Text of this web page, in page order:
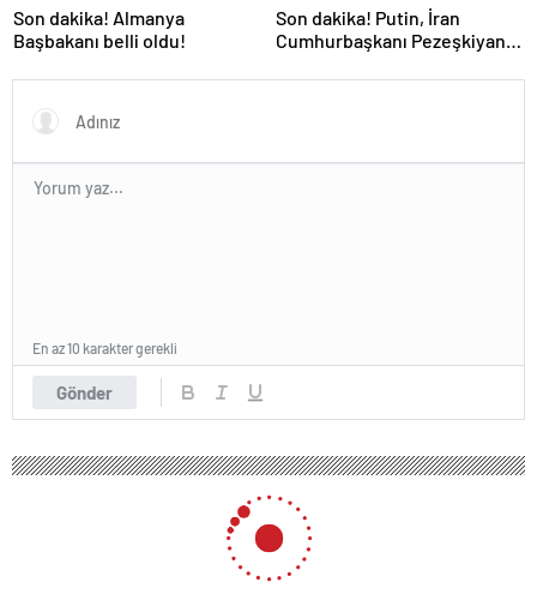
Son dakika! Almanya
Başbakanı belli oldu!
Son dakika! Putin, İran
Cumhurbaşkanı Pezeşkiyan
Gönder
En az 10 karakter gerekli